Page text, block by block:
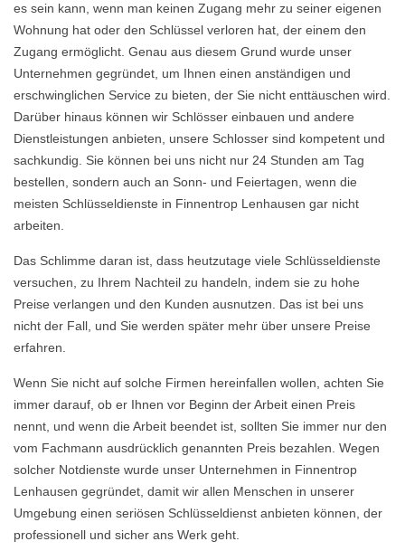
es sein kann, wenn man keinen Zugang mehr zu seiner eigenen
Wohnung hat oder den Schlüssel verloren hat, der einem den
Zugang ermöglicht. Genau aus diesem Grund wurde unser
Unternehmen gegründet, um Ihnen einen anständigen und
erschwinglichen Service zu bieten, der Sie nicht enttäuschen wird.
Darüber hinaus können wir Schlösser einbauen und andere
Dienstleistungen anbieten, unsere Schlosser sind kompetent und
sachkundig. Sie können bei uns nicht nur 24 Stunden am Tag
bestellen, sondern auch an Sonn- und Feiertagen, wenn die
meisten Schlüsseldienste in Finnentrop Lenhausen gar nicht
arbeiten.
Das Schlimme daran ist, dass heutzutage viele Schlüsseldienste
versuchen, zu Ihrem Nachteil zu handeln, indem sie zu hohe
Preise verlangen und den Kunden ausnutzen. Das ist bei uns
nicht der Fall, und Sie werden später mehr über unsere Preise
erfahren.
Wenn Sie nicht auf solche Firmen hereinfallen wollen, achten Sie
immer darauf, ob er Ihnen vor Beginn der Arbeit einen Preis
nennt, und wenn die Arbeit beendet ist, sollten Sie immer nur den
vom Fachmann ausdrücklich genannten Preis bezahlen. Wegen
solcher Notdienste wurde unser Unternehmen in Finnentrop
Lenhausen gegründet, damit wir allen Menschen in unserer
Umgebung einen seriösen Schlüsseldienst anbieten können, der
professionell und sicher ans Werk geht.